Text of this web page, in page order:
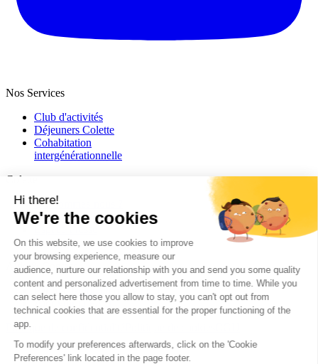
Nos Services
Club d'activités
Déjeuners Colette
Cohabitation
intergénération­nelle
Colette
Qui sommes-nous ?
Blog
Jobs
Aide & Contact
Par mailleclub@colette.club
AideVoir la FAQ
Politique de confidentialité